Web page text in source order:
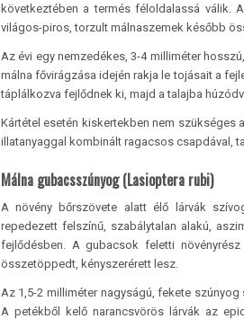
következtében a termés féloldalassá válik.
világos-piros, torzult málnaszemek később
Az évi egy nemzedékes, 3-4 milliméter
málna fővirágzása idején rakja le tojásait a
táplálkozva fejlődnek ki, majd a talajba
Kártétel esetén kiskertekben nem szükséges
illatanyaggal kombinált ragacsos csapdával,
Málna gubacsszúnyog (Lasioptera rubi)
A növény bőrszövete alatt élő lárvák
repedezett felszínű, szabálytalan alakú,
fejlődésben. A gubacsok feletti
összetöppedt, kényszerérett lesz.
Az 1,5-2 milliméter nagyságú, fekete
A petékből kelő narancsvörös lárvák az